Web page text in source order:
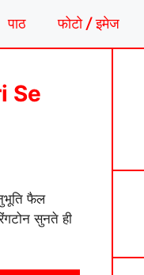
पाठ फोटो / इमेज
Se
फैल
सुनते ही